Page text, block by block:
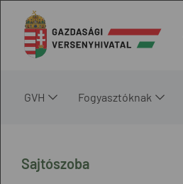
GVH Fogyasztóknak
Sajtószoba